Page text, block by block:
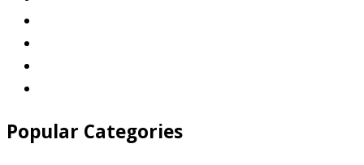
Popular Categories